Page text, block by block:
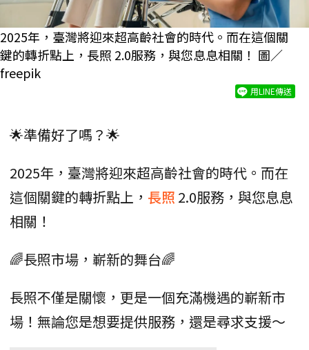
2025年，臺灣將迎來超高齡社會的時代。而在這個關
鍵的轉折點上，長照 2.0服務，與您息息相關！ 圖／
freepik
用LINE傳送
🌟準備好了嗎？🌟
2025年，臺灣將迎來超高齡社會的時代。而在
這個關鍵的轉折點上， 長照 2.0服務，與您息息
相關！
🌈長照市場，嶄新的舞台🌈
長照不僅是關懷，更是一個充滿機遇的嶄新市
場！無論您是想要提供服務，還是尋求支援～